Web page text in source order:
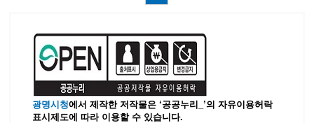
광명시청에서 제작한 저작물은 ‘공공누리_’의 자유이용허락
표시제도에 따라 이용할 수 있습니다.